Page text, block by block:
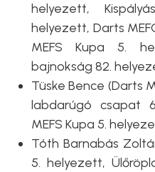
helyezett,
helyezett, Darts
MEFS Kupa 5.
bajnokság 82.
Tüske Bence (Darts
labdarúgó csapat
MEFS Kupa 5.
Tóth Barnabás
5. helyezett,